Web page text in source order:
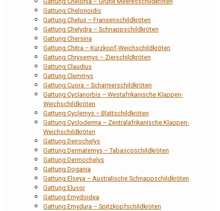
Gattung Chelonoidis
Gattung Chelus – Fransenschildkröten
Gattung Chelydra – Schnappschildkröten
Gattung Chersina
Gattung Chitra – Kurzkopf-Weichschildkröten
Gattung Chrysemys – Zierschildkröten
Gattung Claudius
Gattung Clemmys
Gattung Cuora – Scharnierschildkröten
Gattung Cyclanorbis – Westafrikanische Klappen-
Weichschildkröten
Gattung Cyclemys – Blattschildkröten
Gattung Cycloderma – Zentralafrikanische Klappen-
Weichschildkröten
Gattung Deirochelys
Gattung Dermatemys – Tabascoschildkröten
Gattung Dermochelys
Gattung Dogania
Gattung Elseya – Australische Schnappschildkröten
Gattung Elusor
Gattung Emydoidea
Gattung Emydura – Spitzkopfschildkröten